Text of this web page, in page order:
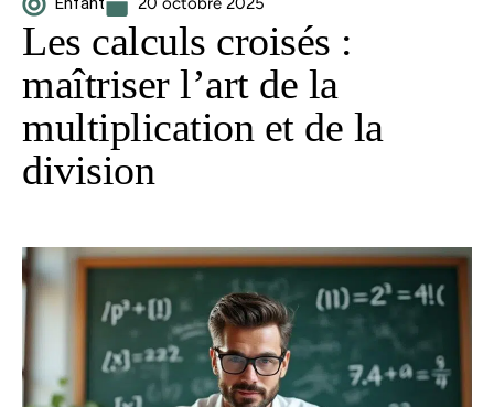
Les calculs croisés :
maîtriser l’art de la
multiplication et de la
division